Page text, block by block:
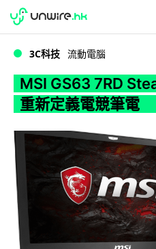
WWDC 2026
3C科技 流動電腦
MSI GS63 7RD
重新定義電競筆電